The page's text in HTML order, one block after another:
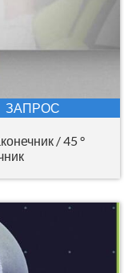
ЗАПРОС
/ 45 °